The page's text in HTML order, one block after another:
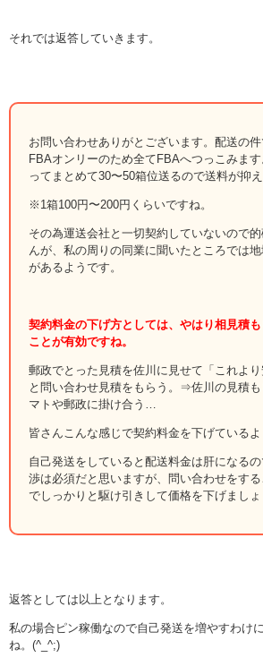
それでは返答していきます。
お問い合わせありがとございます。配送の
FBAオンリーのため全てFBAへつっこみま
ってまとめて30〜50箱位送るので送料が抑
※1箱100円〜200円くらいですね。
その為運送会社と一切契約していないので
んが、私の周りの同業に聞いたところでは
があるようです。
契約料金の下げ方としては、やはり相見積
ことが有効ですね。
郵政でとった見積を佐川に見せて「これより
と問い合わせ見積をもらう。⇒佐川の見積
マトや郵政に掛け合う…
皆さんこんな感じで契約料金を下げている
自己発送をしていると配送料金は肝になる
渉は必須だと思いますが、問い合わせをす
でしっかりと駆け引きして価格を下げまし
返答としては以上となります。
私の場合ピン稼働なので自己発送を増やすわけ
ね。(^_^;)